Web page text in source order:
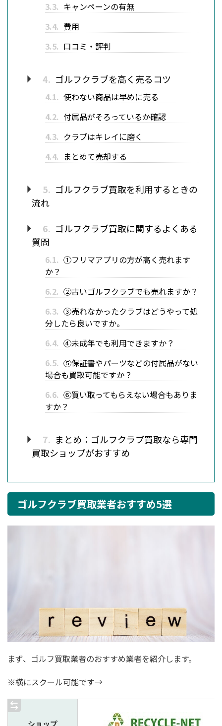
3.3. キャンペーンの有無
3.4. 費用
3.5. 口コミ・評判
4. ゴルフクラブを高く売るコツ
4.1. 使わない商品は早めに売る
4.2. 付属品がそろっているか確認
4.3. クラブはキレイに磨く
4.4. まとめて売却する
5. ゴルフクラブ買取を利用するときの
流れ
6. ゴルフクラブ買取に関するよくある
質問
6.1. ①フリマアプリの方が高く売れます
か？
6.2. ②古いゴルフクラブでも売れますか？
6.3. ③売れなかったクラブはどうやって処
分したら良いですか。
6.4. ④未成年でも利用できますか？
6.5. ⑤保証書やパーツなどの付属品がない
場合も買取可能ですか？
6.6. ⑥買い取ってもらえない場合もありま
すか？
7. まとめ：ゴルフクラブ買取なら専門
買取ショップがおすすめ
ゴルフクラブ買取業者おすすめ5選
まず、ゴルフ買取業者のおすすめ業者を紹介します。
※横にスクール可能です→
ショップ